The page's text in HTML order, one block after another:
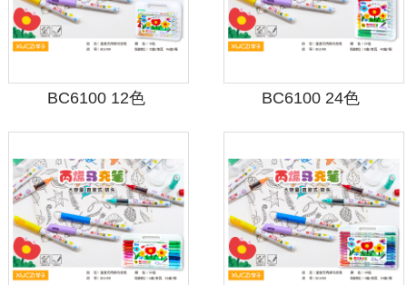
BC6100 12色 BC6100 24色